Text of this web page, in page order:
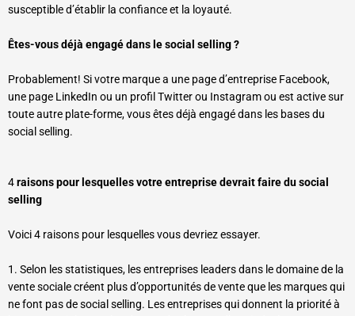
susceptible d’établir la confiance et la loyauté.
Êtes-vous déjà engagé dans le social selling ?
Probablement! Si votre marque a une page d’entreprise Facebook,
une page LinkedIn ou un profil Twitter ou Instagram ou est active sur
toute autre plate-forme, vous êtes déjà engagé dans les bases du
social selling.
4raisons pour lesquelles votre entreprise devrait faire du social
selling
Voici 4 raisons pour lesquelles vous devriez essayer.
1. Selon les statistiques, les entreprises leaders dans le domaine de la
vente sociale créent plus d’opportunités de vente que les marques qui
ne font pas de social selling. Les entreprises qui donnent la priorité à